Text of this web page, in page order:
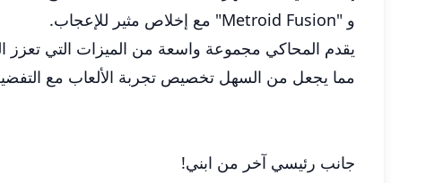
و "Metroid Fusion" مع إخلاص مثير للإعجاب.
يقدم المحاكي مجموعة واسعة من الميزات التي تعزز
مما يجعل من السهل تخصيص تجربة الألعاب مع
جانب رئيسي آخر من ابني!